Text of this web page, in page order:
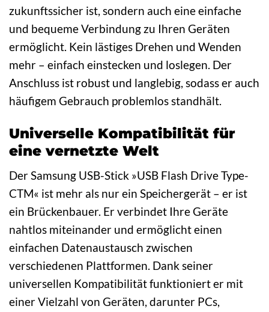
zukunftssicher ist, sondern auch eine einfache
und bequeme Verbindung zu Ihren Geräten
ermöglicht. Kein lästiges Drehen und Wenden
mehr – einfach einstecken und loslegen. Der
Anschluss ist robust und langlebig, sodass er auch
häufigem Gebrauch problemlos standhält.
Universelle Kompatibilität für
eine vernetzte Welt
Der Samsung USB-Stick »USB Flash Drive Type-
CTM« ist mehr als nur ein Speichergerät – er ist
ein Brückenbauer. Er verbindet Ihre Geräte
nahtlos miteinander und ermöglicht einen
einfachen Datenaustausch zwischen
verschiedenen Plattformen. Dank seiner
universellen Kompatibilität funktioniert er mit
einer Vielzahl von Geräten, darunter PCs,